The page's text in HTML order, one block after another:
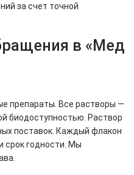
за счет точной
в «Мед
препараты. Все растворы —
биодоступностью. Раствор
поставок. Каждый флакон
срок годности. Мы